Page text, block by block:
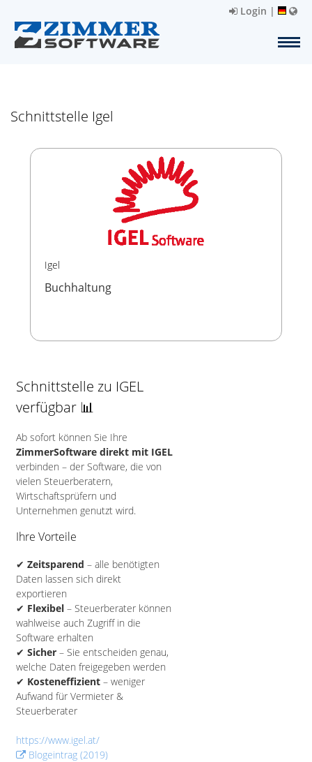
Login |
Schnittstelle Igel
Igel
Buchhaltung
Schnittstelle zu IGEL
verfügbar 📊
Ab sofort können Sie Ihre
ZimmerSoftware direkt mit IGEL
verbinden – der Software, die von
vielen Steuerberatern,
Wirtschaftsprüfern und
Unternehmen genutzt wird.
Ihre Vorteile
✔ Zeitsparend – alle benötigten
Daten lassen sich direkt
exportieren
✔ Flexibel – Steuerberater können
wahlweise auch Zugriff in die
Software erhalten
✔ Sicher – Sie entscheiden genau,
welche Daten freigegeben werden
✔ Kosteneffizient – weniger
Aufwand für Vermieter &
Steuerberater
https://www.igel.at/
Blogeintrag (2019)